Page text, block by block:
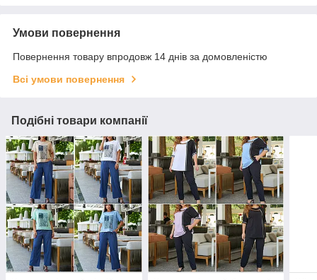
Умови повернення
Повернення товару впродовж 14 днів за домовленістю
Всі умови повернення
Подібні товари компанії